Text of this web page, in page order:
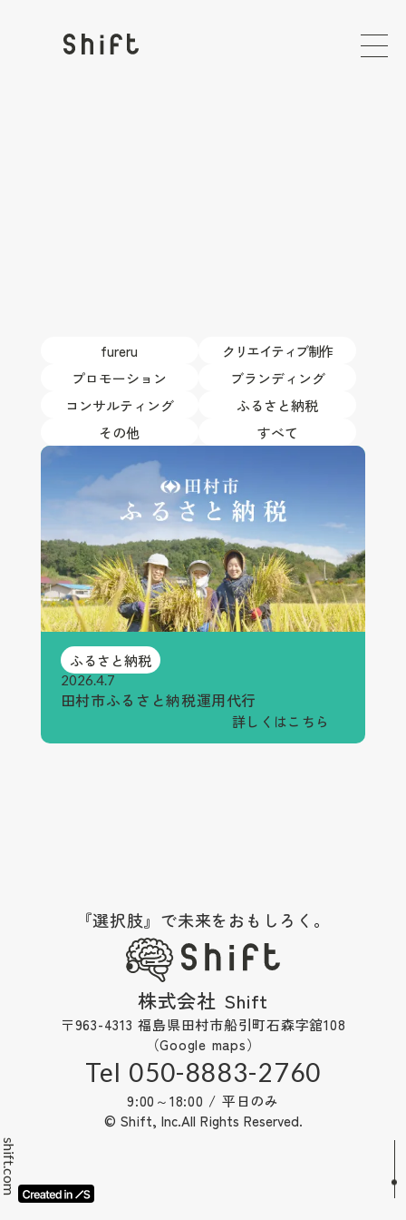
fureru
クリエイティブ制作
プロモーション
ブランディング
コンサルティング
ふるさと納税
その他
すべて
ふるさと納税
2026.4.7
田村市ふるさと納税運用代行
詳しくはこちら
『選択肢』で未来をおもしろく。
株式会社 Shift
〒963-4313 福島県田村市船引町石森字舘108
（Google maps）
Tel 050-8883-2760
9:00～18:00 / 平日のみ
© Shift, Inc.All Rights Reserved.
shift.com